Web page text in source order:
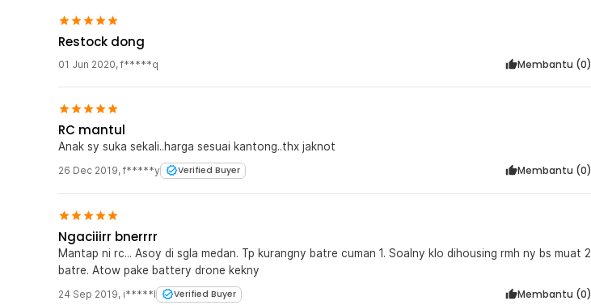
Restock dong
01 Jun 2020, f*****q Membantu (0)
RC mantul
Anak sy suka sekali..harga sesuai kantong..thx jaknot
26 Dec 2019, f*****y Verified Buyer Membantu (0)
Ngaciiirr bnerrrr
Mantap ni rc... Asoy di sgla medan. Tp kurangny batre cuman 1. Soalny klo dihousing rmh ny bs muat 2
batre. Atow pake battery drone kekny
24 Sep 2019, i*****l Verified Buyer Membantu (0)